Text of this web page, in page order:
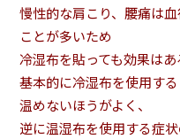
慢性的な肩こり、腰痛は
ことが多いため
冷湿布を貼っても効果はあ
基本的に冷湿布を使用す
温めないほうがよく、
逆に温湿布を使用する症